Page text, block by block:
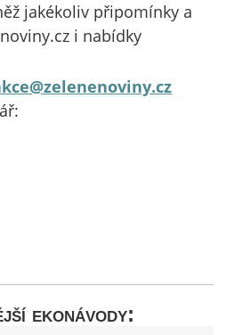
jakékoliv připomínky a
i nabídky
ekonávody: